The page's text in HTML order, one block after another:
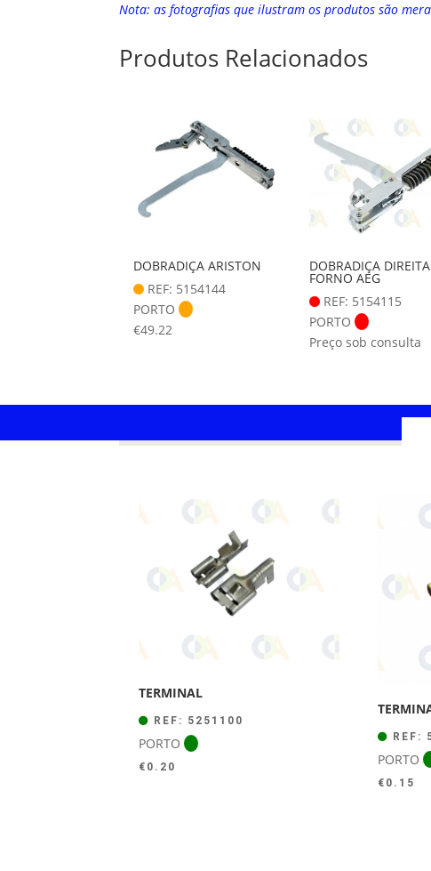
Nota: as fotografias que ilustram os produtos são
Produtos Relacionados
DOBRADIÇA ARISTON
REF: 5154144
PORTO
€49.22
DOBRADIÇA DIREITA
FORNO AEG
REF: 5154115
PORTO
Preço sob consulta
TERMINAL
REF: 5251100
PORTO
€ 0.20
REF:
PORTO
€ 0.15